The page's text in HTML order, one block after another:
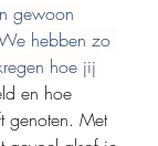
gewoon
hebben zo
hoe jij
en hoe
genoten. Met